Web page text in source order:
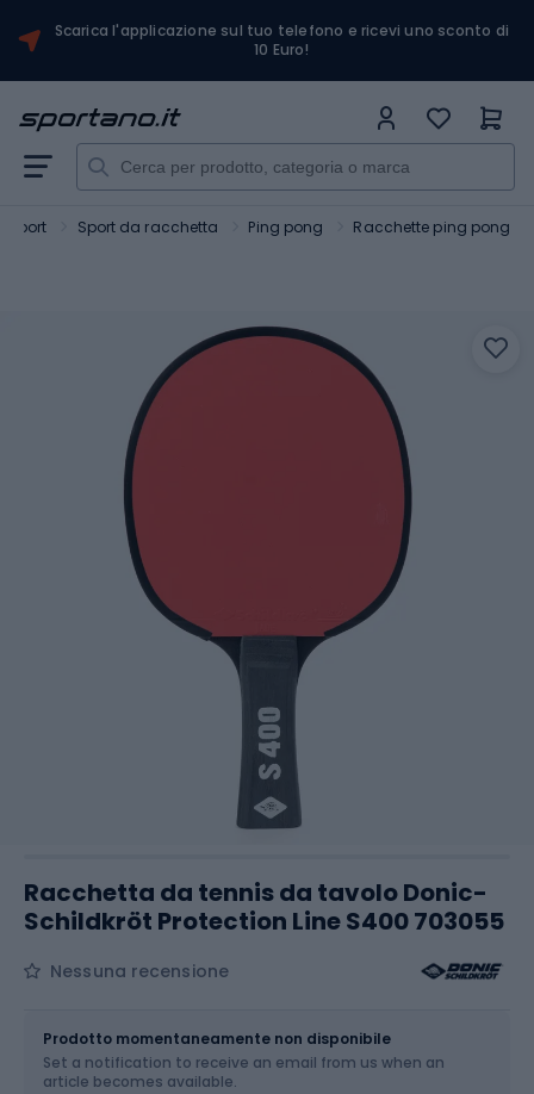
Scarica l'applicazione sul tuo telefono e ricevi uno sconto di
10 Euro!
Sport Sport da racchetta Ping pong Racchette ping pong
Racchetta da tennis da tavolo Donic-
Schildkröt Protection Line S400 703055
Nessuna recensione
Prodotto momentaneamente non disponibile
Set a notification to receive an email from us when an
article becomes available.